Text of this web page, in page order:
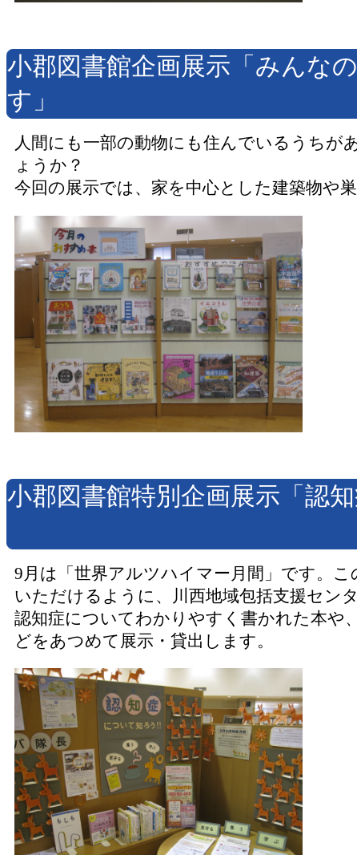
小郡図書館企画展示「みんな
す」
人間にも一部の動物にも住んでいるうちが
ょうか？
今回の展示では、家を中心とした建築物や
小郡図書館特別企画展示「認
9月は「世界アルツハイマー月間」です。
いただけるように、川西地域包括支援セン
認知症についてわかりやすく書かれた本や
どをあつめて展示・貸出します。